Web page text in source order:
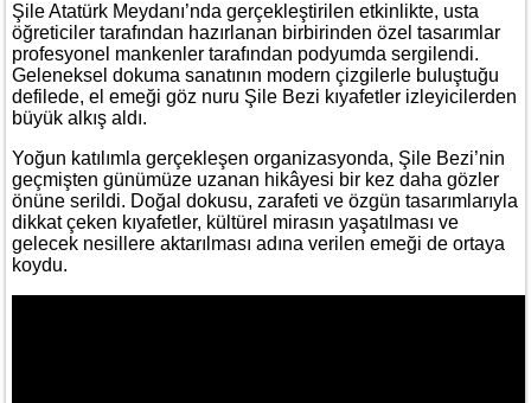
Şile Atatürk Meydanı’nda gerçekleştirilen etkinlikte, usta
öğreticiler tarafından hazırlanan birbirinden özel tasarımlar
profesyonel mankenler tarafından podyumda sergilendi.
Geleneksel dokuma sanatının modern çizgilerle buluştuğu
defilede, el emeği göz nuru Şile Bezi kıyafetler izleyicilerden
büyük alkış aldı.
Yoğun katılımla gerçekleşen organizasyonda, Şile Bezi’nin
geçmişten günümüze uzanan hikâyesi bir kez daha gözler
önüne serildi. Doğal dokusu, zarafeti ve özgün tasarımlarıyla
dikkat çeken kıyafetler, kültürel mirasın yaşatılması ve
gelecek nesillere aktarılması adına verilen emeği de ortaya
koydu.